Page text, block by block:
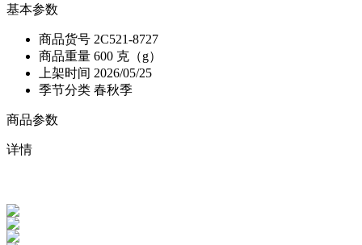
基本参数
商品货号 2C521-8727
商品重量 600 克（g）
上架时间 2026/05/25
季节分类 春秋季
商品参数
详情